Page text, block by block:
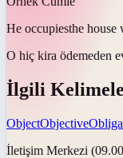
He occupiesthe house
O hiç kira ödemeden
İlgili
ObjectObjective
İletişim Merkezi